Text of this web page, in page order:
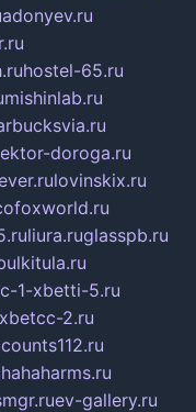
adonyev.ru
hostel-65.ru
mishinlab.ru
doroga.ru
lovinskix.ru
liura.ruglasspb.ru
1-xbetti-5.ru
2.ru
ev-gallery.ru